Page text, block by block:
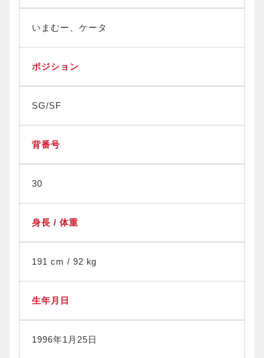
いまむー、ケータ
ポジション
SG/SF
背番号
30
身長 / 体重
191 cm / 92 kg
生年月日
1996年1月25日